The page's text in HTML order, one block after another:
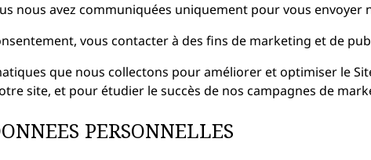
nous avez communiquées uniquement pour vous
vous contacter à des fins de marketing et de
que nous collectons pour améliorer et optimiser le
site, et pour étudier le succès de nos campagnes de
PERSONNELLES